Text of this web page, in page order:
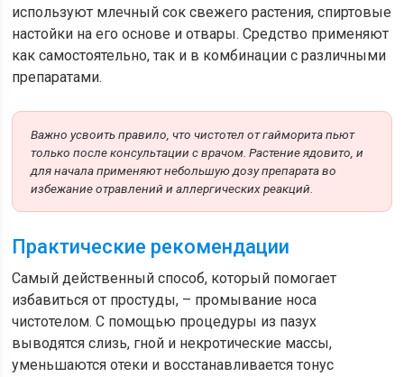
используют млечный сок свежего растения, спиртовые
настойки на его основе и отвары. Средство применяют
как самостоятельно, так и в комбинации с различными
препаратами.
Важно усвоить правило, что чистотел от гайморита пьют
только после консультации с врачом. Растение ядовито, и
для начала применяют небольшую дозу препарата во
избежание отравлений и аллергических реакций.
Практические рекомендации
Самый действенный способ, который помогает
избавиться от простуды, – промывание носа
чистотелом. С помощью процедуры из пазух
выводятся слизь, гной и некротические массы,
уменьшаются отеки и восстанавливается тонус